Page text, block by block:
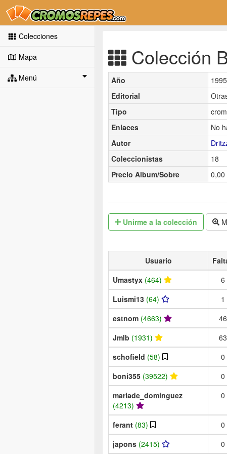
Colecciones
Mapa
Menú
Colección
Año
1995
Editorial
Tipo
Enlaces
No
Autor
Coleccionistas
18
Precio Album/Sobre
0,00
Unirme a la colección
Usuario
Umastyx (464) 6
Luismi13 (64) 1
estnom (4663) 46
Jmlb (1931) 63
schofield (58) 0
boni355 (39522) 0
mariade_dominguez
(4213)
0
ferant (83) 0
japons (2415) 0